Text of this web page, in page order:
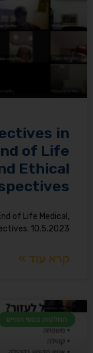
in
of Life
Ethical
of Life Medical,
10.5.2023
קרא עוד »
החלטות בסוף החיים